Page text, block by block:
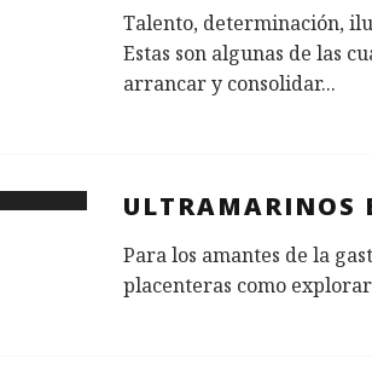
Talento, determinación,
Estas son algunas de las
arrancar y consolidar...
ULTRAMARINOS
Para los amantes de la
placenteras como